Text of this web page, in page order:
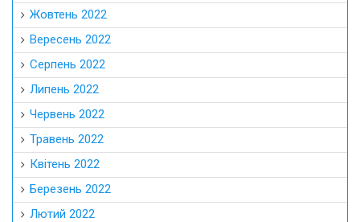
Жовтень 2022
Вересень 2022
Серпень 2022
Липень 2022
Червень 2022
Травень 2022
Квітень 2022
Березень 2022
Лютий 2022